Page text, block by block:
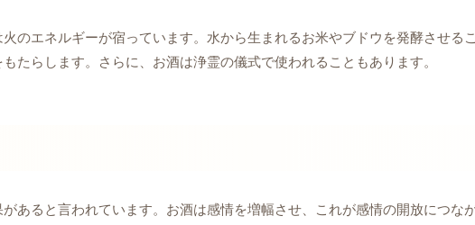
のエネルギーが宿っています。水から生まれるお米やブドウを発酵させ
たらします。さらに、お酒は浄霊の儀式で使われることもあります。
あると言われています。お酒は感情を増幅させ、これが感情の開放につな